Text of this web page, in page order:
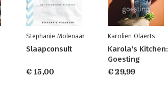
Stephanie Molenaar
Slaapconsult
€ 15,00
Karolien Olaerts
Karola's Kitchen:
Goesting
€ 29,99